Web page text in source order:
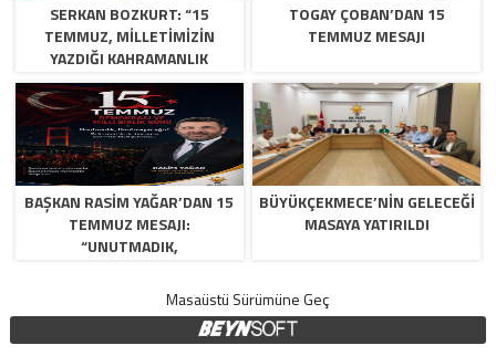
SERKAN BOZKURT: “15
TEMMUZ, MILLETIMIZIN
YAZDIĞI KAHRAMANLIK
DESTANIDIR”
TOGAY ÇOBAN’DAN 15
TEMMUZ MESAJI
BAŞKAN RASIM YAĞAR’DAN 15
TEMMUZ MESAJI:
“UNUTMADIK,
BÜYÜKÇEKMECE’NİN GELECEĞİ
MASAYA YATIRILDI
Masaüstü Sürümüne Geç